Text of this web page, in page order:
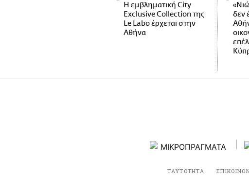
Η εμβληματική City
Exclusive Collection της
Le Labo έρχεται στην
Αθήνα
δεν
ΤΑΥΤΟΤΗΤΑ